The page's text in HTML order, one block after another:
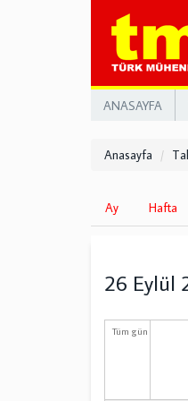
ANASAYFA
Anasayfa
Birincil
sekmeler
Ay Hafta
26 Eylül
Tüm gün